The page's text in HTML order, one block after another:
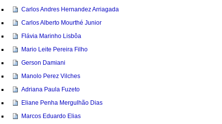
Carlos Andres Hernandez Arriagada
Carlos Alberto Mourthé Junior
Flávia Marinho Lisbôa
Mario Leite Pereira Filho
Gerson Damiani
Manolo Perez Vilches
Adriana Paula Fuzeto
Eliane Penha Mergulhão Dias
Marcos Eduardo Elias